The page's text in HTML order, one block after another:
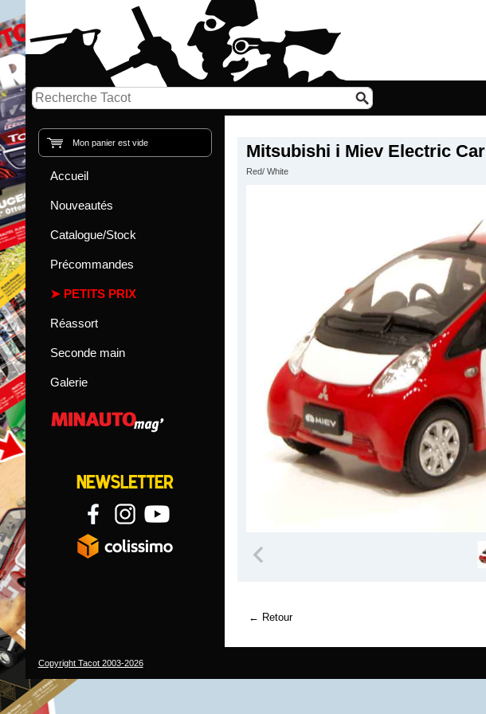
Mitsubishi i Miev Electric Car
Red/ White
Retour
Mon panier est vide
Accueil
Nouveautés
Catalogue/Stock
Précommandes
PETITS PRIX
Réassort
Seconde main
Galerie
Copyright Tacot 2003-2026